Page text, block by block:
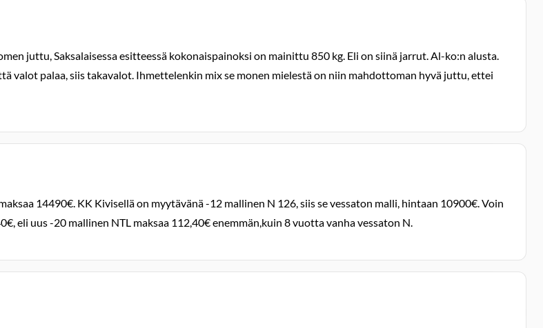
juttu, Saksalaisessa esitteessä kokonaispainoksi on mainittu 850 kg. Eli on siinä jarrut. Al-ko:n alusta.
valot palaa, siis takavalot. Ihmettelenkin mix se monen mielestä on niin mahdottoman hyvä juttu, ettei
14490€. KK Kivisellä on myytävänä -12 mallinen N 126, siis se vessaton malli, hintaan 10900€. Voin
eli uus -20 mallinen NTL maksaa 112,40€ enemmän,kuin 8 vuotta vanha vessaton N.